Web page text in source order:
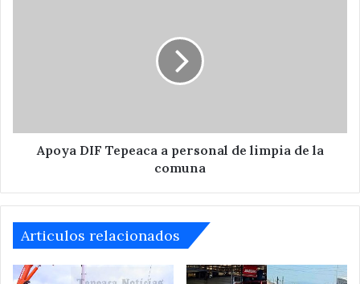
la
comunaApoya DIF Tepeaca a personal de limpia de la
comuna
Articulos relacionados